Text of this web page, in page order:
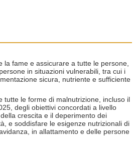
la fame e assicurare a tutte le persone,
in situazioni vulnerabili, tra cui i
sicura, nutriente e sufficiente
tutte le forme di malnutrizione, incluso il
degli obiettivi concordati a livello
crescita e il deperimento dei
e soddisfare le esigenze nutrizionali di
in allattamento e delle persone